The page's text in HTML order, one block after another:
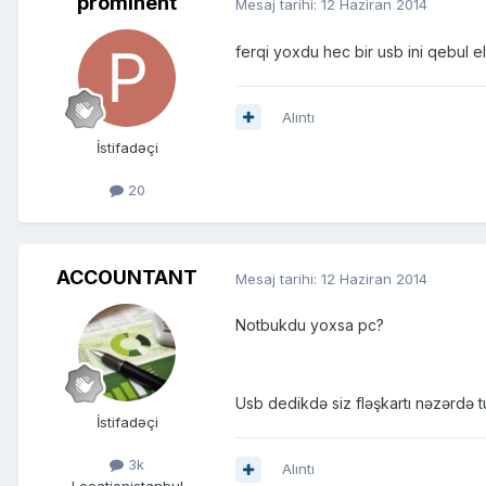
İstifadəçi
20
Mesaj tarihi: 12 Haziran 2014
ferqi yoxdu hec bir usb ini qebul
Alıntı
ACCOUNTANT
İstifadəçi
3k
Mesaj tarihi: 12 Haziran 2014
Notbukdu yoxsa pc?
Usb dedikdə siz fləşkartı nəzərdə
Alıntı